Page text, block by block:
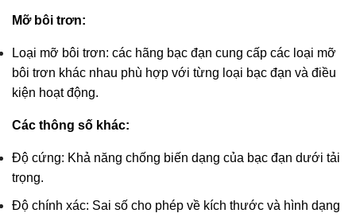
Mỡ bôi trơn:
Loại mỡ bôi trơn: các hãng bạc đạn cung cấp các loại mỡ
bôi trơn khác nhau phù hợp với từng loại bạc đạn và điều
kiện hoạt động.
Các thông số khác:
Độ cứng: Khả năng chống biến dạng của bạc đạn dưới tải
trọng.
Độ chính xác: Sai số cho phép về kích thước và hình dạng